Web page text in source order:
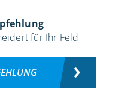
für Ihr Feld